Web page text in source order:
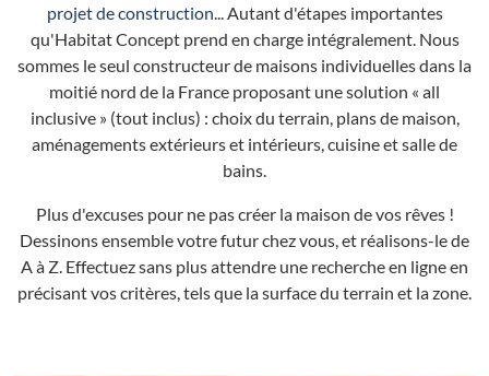
projet de construction... Autant d'étapes importantes
qu'Habitat Concept prend en charge intégralement. Nous
sommes le seul constructeur de maisons individuelles dans la
moitié nord de la France proposant une solution « all
inclusive » (tout inclus) : choix du terrain, plans de maison,
aménagements extérieurs et intérieurs, cuisine et salle de
bains.
Plus d'excuses pour ne pas créer la maison de vos rêves !
Dessinons ensemble votre futur chez vous, et réalisons-le de
A à Z. Effectuez sans plus attendre une recherche en ligne en
précisant vos critères, tels que la surface du terrain et la zone.